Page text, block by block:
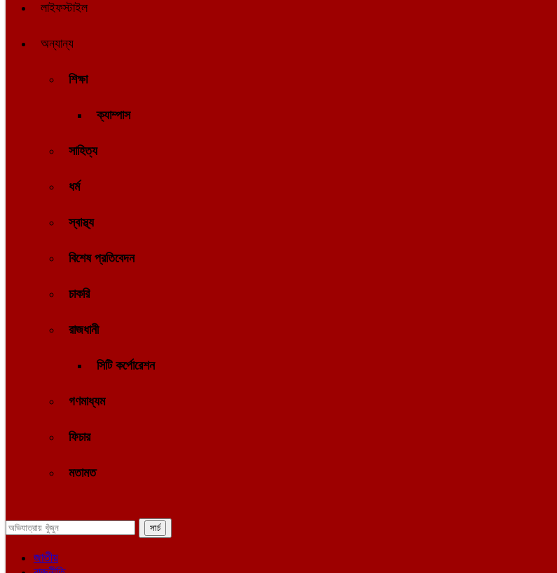
লাইফস্টাইল
অন্যান্য
শিক্ষা
ক্যাম্পাস
সাহিত্য
ধর্ম
স্বাস্থ্য
বিশেষ প্রতিবেদন
চাকরি
রাজধানী
সিটি কর্পোরেশন
গণমাধ্যম
ফিচার
মতামত
জাতীয়